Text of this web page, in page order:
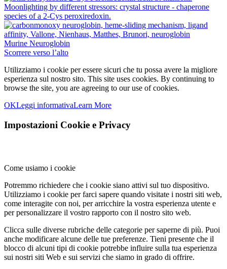
Murine Neuroglobin
Scorrere verso l’alto
Utilizziamo i cookie per essere sicuri che tu possa avere la migliore
esperienza sul nostro sito. This site uses cookies. By continuing to
browse the site, you are agreeing to our use of cookies.
OKLeggi informativaLearn More
Impostazioni Cookie e Privacy
Come usiamo i cookie
Potremmo richiedere che i cookie siano attivi sul tuo dispositivo.
Utilizziamo i cookie per farci sapere quando visitate i nostri siti web,
come interagite con noi, per arricchire la vostra esperienza utente e
per personalizzare il vostro rapporto con il nostro sito web.
Clicca sulle diverse rubriche delle categorie per saperne di più. Puoi
anche modificare alcune delle tue preferenze. Tieni presente che il
blocco di alcuni tipi di cookie potrebbe influire sulla tua esperienza
sui nostri siti Web e sui servizi che siamo in grado di offrire.